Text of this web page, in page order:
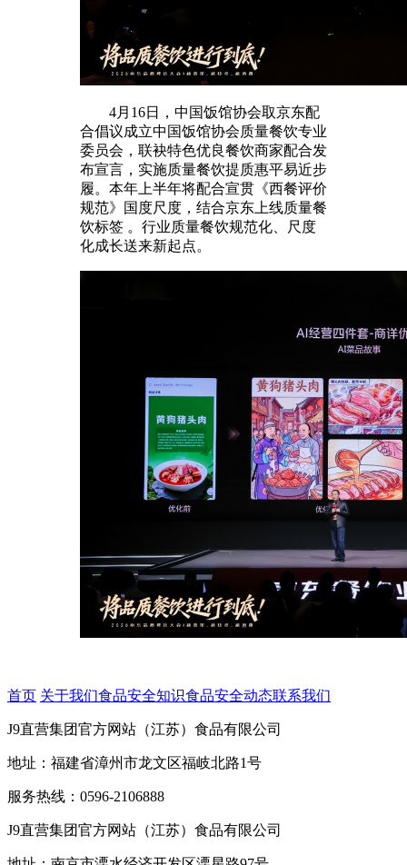
4月16日，中国饭馆协会取京东配
合倡议成立中国饭馆协会质量餐饮专业
委员会，联袂特色优良餐饮商家配合发
布宣言，实施质量餐饮提质惠平易近步
履。本年上半年将配合宣贯《西餐评价
规范》国度尺度，结合京东上线质量餐
饮标签 。行业质量餐饮规范化、尺度
化成长送来新起点。
首页 关于我们食品安全知识食品安全动态联系我们
J9直营集团官方网站（江苏）食品有限公司
地址：福建省漳州市龙文区福岐北路1号
服务热线：0596-2106888
J9直营集团官方网站（江苏）食品有限公司